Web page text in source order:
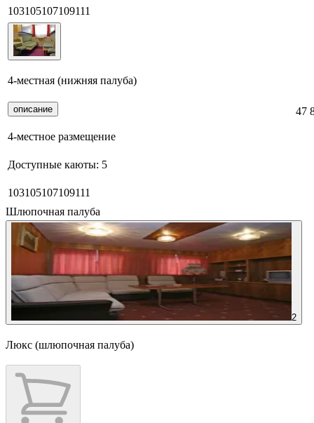
103105107109111
4-местная (нижняя палуба)
описание
4-местное размещение
Доступные каюты: 5
103105107109111
47
Шлюпочная палуба
2
Люкс (шлюпочная палуба)